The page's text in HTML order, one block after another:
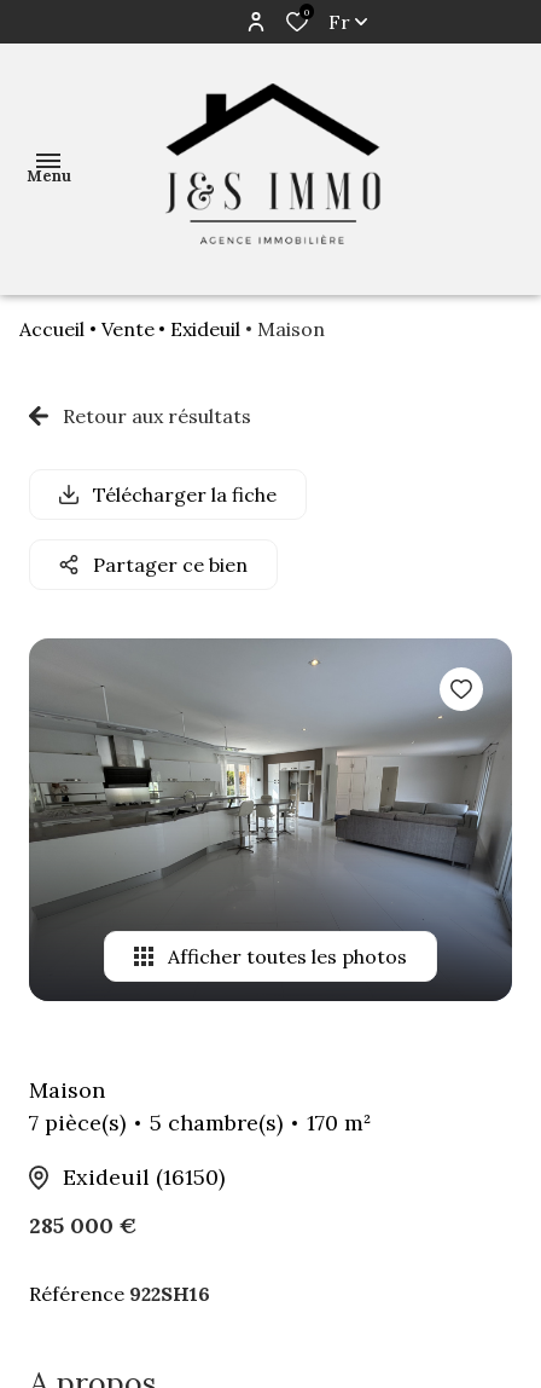
0 Fr
Menu
NOS
AVIS DE
ALERTE
AGENCE
CONTACT
Accueil Vente Exideuil Maison
Retour aux résultats
Télécharger la fiche
Partager ce bien
Afficher toutes les photos
Maison
7 pièce(s)
5 chambre(s)
170 m²
Exideuil (16150)
285 000 €
Référence 922SH16